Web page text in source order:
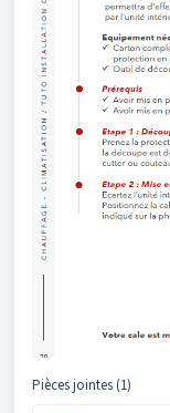
Pièces jointes (1)